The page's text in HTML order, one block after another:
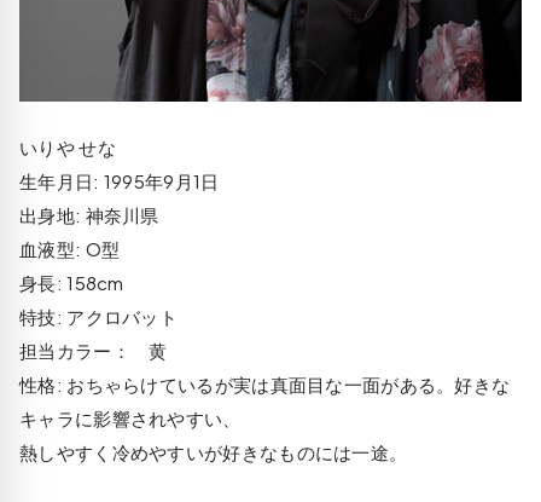
いりや せな
生年月日: 1995年9月1日
出身地: 神奈川県
血液型: O型
身長: 158cm
特技: アクロバット
担当カラー： 黄
性格: おちゃらけているが実は真面目な一面がある。好きな
キャラに影響されやすい、
熱しやすく冷めやすいが好きなものには一途。